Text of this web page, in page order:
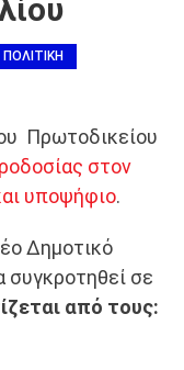
ΠΟΛΙΤΙΚΗ
Πρωτοδικείου
στον
υποψήφιο.
Δημοτικό
συγκροτηθεί σε
από τους: